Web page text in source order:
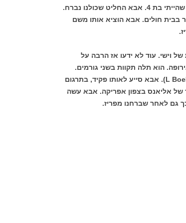
ליכטנשטיין, אחותי הגדולה שושנה בת 8, אחי אהרון בן 6 ואני שהייתי בת 4. אבא החליט שכולנו נברח.
בבית חולים. אבא הוציא אותו משם
וישי. עוד לא ידעו אז הרבה על
הוא תלה תקוות בשני גורמים.
האחד היה פקיד גבוה במשרד החינוך הצרפתי, שמו בוהל (L Boehel). אבא סייע לאותו פקיד, בתרגום
של אליאנס בצפון אפריקה. אבא עשה